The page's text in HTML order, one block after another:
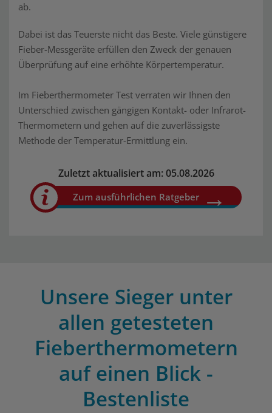
ab.
Dabei ist das Teuerste nicht das Beste. Viele günstigere
Fieber-Messgeräte erfüllen den Zweck der genauen
Überprüfung auf eine erhöhte Körpertemperatur.
Im Fieberthermometer Test verraten wir Ihnen den
Unterschied zwischen gängigen Kontakt- oder Infrarot-
Thermometern und gehen auf die zuverlässigste
Methode der Temperatur-Ermittlung ein.
Zuletzt aktualisiert am: 05.08.2026
Zum ausführlichen Ratgeber
Unsere Sieger unter
allen getesteten
Fieberthermometern
auf einen Blick -
Bestenliste